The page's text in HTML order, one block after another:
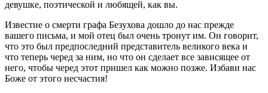
девушке, поэтической и любящей, как вы.
Известие о смерти графа Безухова дошло до нас прежде
вашего письма, и мой отец был очень тронут им. Он говорит,
что это был предпоследний представитель великого века и
что теперь черед за ним, но что он сделает все зависящее от
него, чтобы черед этот пришел как можно позже. Избави нас
Боже от этого несчастия!